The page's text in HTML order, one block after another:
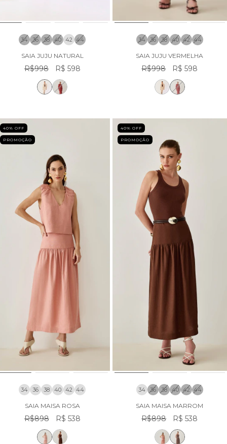
34 36 38 40 42 44
SAIA JUJU NATURAL
R$998 R$ 598
34 36 38 40 42 44
SAIA JUJU VERMELHA
R$998 R$ 598
40% OFF
PROMOÇÃO
34 36 38 40 42 44
SAIA MAISA ROSA
R$898 R$ 538
40% OFF
PROMOÇÃO
34 36 38 40 42 44
SAIA MAISA MARROM
R$898 R$ 538